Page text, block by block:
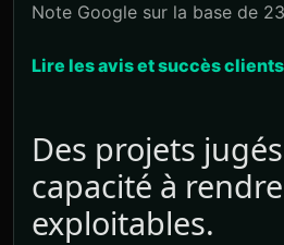
Note Google sur la base de
Lire les avis et succès clients
Des projets
capacité à
exploitables.